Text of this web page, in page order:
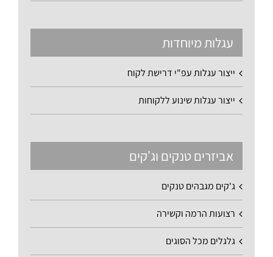
עגלות מיוחדות
ייצור עגלות עפ"י דרישת לקוח
ייצור עגלות שינוע ללקוחות
אביזרים טנקים וג'קים
ג'קים מגבהים טנקים
רצועות הרמה וקשירה
גלגלים מכל הסוגים